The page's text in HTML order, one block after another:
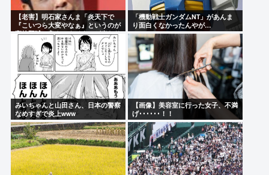
【老害】明石家さんま「炎天下で
『こいつら大変やなぁ』というのが
高校野球の良さ。ナイターが当たり
前だとつまらない」
「機動戦士ガンダムNT」があんま
り面白くなかったんやが…
みいちゃんと山田さん、日本の警察
なめすぎで炎上www
【画像】美容室に行った女子、不満
げ･･････！！